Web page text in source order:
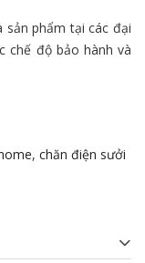
phẩm tại các đại
chế độ bảo hành và
, chăn điện sưởi